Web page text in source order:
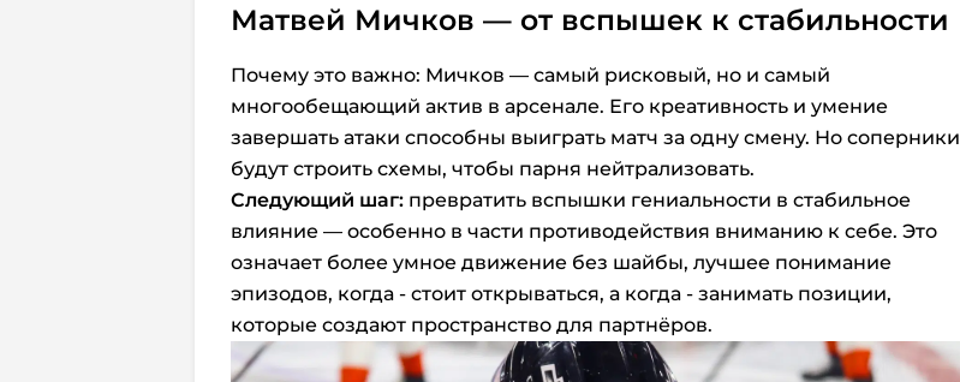
Матвей Мичков — от вспышек к стабильности
Почему это важно: Мичков — самый рисковый, но и самый
многообещающий актив в арсенале. Его креативность и умение
завершать атаки способны выиграть матч за одну смену. Но соперники
будут строить схемы, чтобы парня нейтрализовать.
Следующий шаг: превратить вспышки гениальности в стабильное
влияние — особенно в части противодействия вниманию к себе. Это
означает более умное движение без шайбы, лучшее понимание
эпизодов, когда - стоит открываться, а когда - занимать позиции,
которые создают пространство для партнёров.